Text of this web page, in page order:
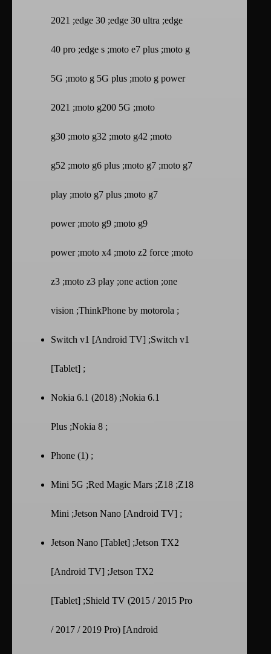
2021 ;edge 30 ;edge 30 ultra ;edge
40 pro ;edge s ;moto e7 plus ;moto g
5G ;moto g 5G plus ;moto g power
2021 ;moto g200 5G ;moto
g30 ;moto g32 ;moto g42 ;moto
g52 ;moto g6 plus ;moto g7 ;moto g7
play ;moto g7 plus ;moto g7
power ;moto g9 ;moto g9
power ;moto x4 ;moto z2 force ;moto
z3 ;moto z3 play ;one action ;one
vision ;ThinkPhone by motorola ;
Switch v1 [Android TV] ;Switch v1
[Tablet] ;
Nokia 6.1 (2018) ;Nokia 6.1
Plus ;Nokia 8 ;
Phone (1) ;
Mini 5G ;Red Magic Mars ;Z18 ;Z18
Mini ;Jetson Nano [Android TV] ;
Jetson Nano [Tablet] ;Jetson TX2
[Android TV] ;Jetson TX2
[Tablet] ;Shield TV (2015 / 2015 Pro
/ 2017 / 2019 Pro) [Android